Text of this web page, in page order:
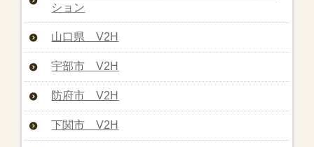
ション
山口県 V2H
宇部市 V2H
防府市 V2H
下関市 V2H